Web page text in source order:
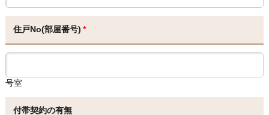
住戸No(部屋番号) *
号室
付帯契約の有無